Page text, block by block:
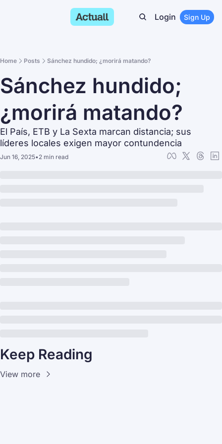
Login Sign Up
Home Posts Sánchez hundido; ¿morirá matando?
Sánchez hundido;
¿morirá matando?
El País, ETB y La Sexta marcan distancia; sus
líderes locales exigen mayor contundencia
Jun 16, 2025•2 min read
Keep Reading
View more